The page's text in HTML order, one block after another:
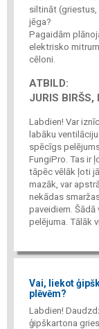
siltināt (griestus,
jēga?
Pagaidām
elektrisko
cēloni.
ATBILD:
JURIS BIRŠS,
Labdien! Var
labāku
spēcīgs
FungiPro. Tas ir
tāpēc vēlāk ļoti
mazāk, var
nekādas
paveidiem. Šādā
pelējuma. Tālāk
Vai, liekot
plēvēm?
Labdien!
ģipškartona